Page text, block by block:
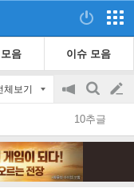
음 이슈 모음
체보기
공
지
on/off
검
색
글
쓰
10추글